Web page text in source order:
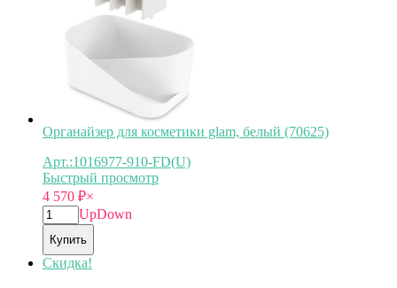
Органайзер для косметики glam, белый (70625)
Арт.:1016977-910-FD(U)
Быстрый просмотр
4 570 ₽×
UpDown
Купить
Скидка!